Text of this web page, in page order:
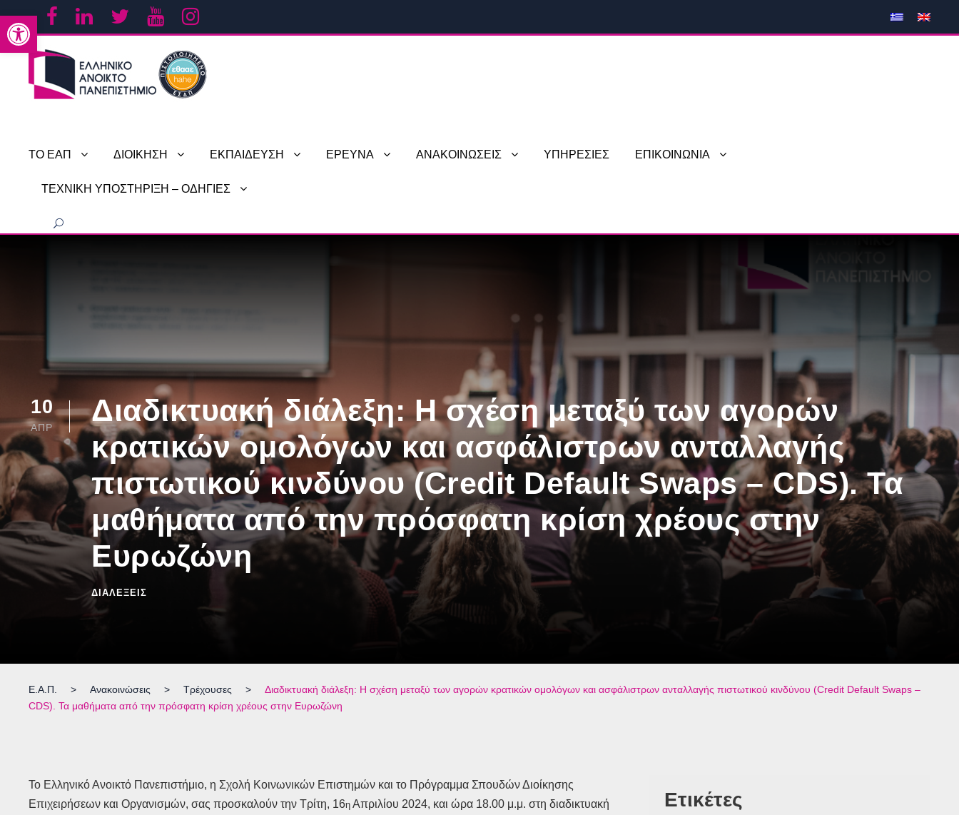
Ανοίξτε τη γραμμή εργαλείων
ΤΟ ΕΑΠ ΔΙΟΙΚΗΣΗ ΕΚΠΑΙΔΕΥΣΗ ΕΡΕΥΝΑ ΑΝΑΚΟΙΝΩΣΕΙΣ ΥΠΗΡΕΣΙΕΣ ΕΠΙΚΟΙΝΩΝΙΑ
ΤΕΧΝΙΚΗ ΥΠΟΣΤΗΡΙΞΗ – ΟΔΗΓΙΕΣ
10
ΑΠΡ
Διαδικτυακή διάλεξη: Η σχέση μεταξύ των αγορών
κρατικών ομολόγων και ασφάλιστρων ανταλλαγής
πιστωτικού κινδύνου (Credit Default Swaps – CDS). Τα
μαθήματα από την πρόσφατη κρίση χρέους στην
Ευρωζώνη
ΔΙΑΛΈΞΕΙΣ
Ε.Α.Π. > Ανακοινώσεις > Τρέχουσες >
Διαδικτυακή διάλεξη: Η σχέση μεταξύ των αγορών κρατικών ομολόγων και ασφάλιστρων ανταλλαγής πιστωτικού κινδύνου (Credit Default Swaps –
CDS). Τα μαθήματα από την πρόσφατη κρίση χρέους στην Ευρωζώνη
Το Ελληνικό Ανοικτό Πανεπιστήμιο, η Σχολή Κοινωνικών Επιστημών και το Πρόγραμμα Σπουδών Διοίκησης
Επιχειρήσεων και Οργανισμών, σας προσκαλούν την Τρίτη, 16η Απριλίου 2024, και ώρα 18.00 μ.μ. στη διαδικτυακή
Ετικέτες